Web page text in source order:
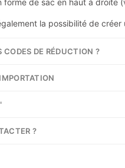
forme de sac en haut à
la possibilité de
DE RÉDUCTION ?
?